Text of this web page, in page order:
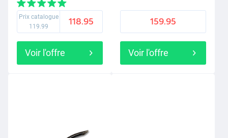
Prix catalogue
119.99
118.95
Voir l'offre
159.95
Voir l'offre